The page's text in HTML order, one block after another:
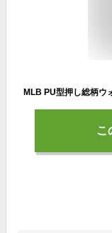
MLB PU型押し総柄ウ
こ